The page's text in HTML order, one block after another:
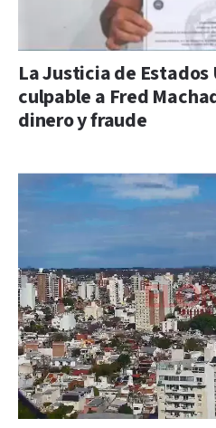
La Justicia de
culpable a Fred
dinero y fraude